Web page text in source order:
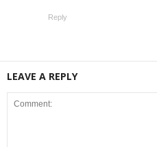
Reply
LEAVE A REPLY